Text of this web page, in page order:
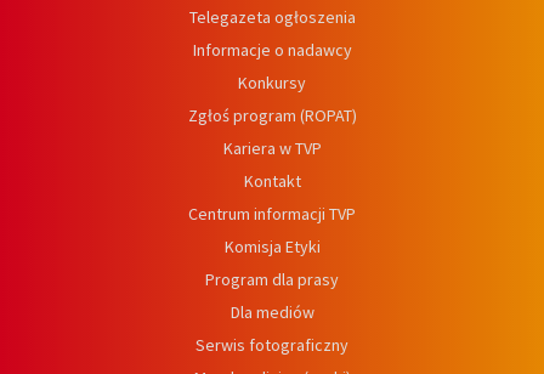
Telegazeta ogłoszenia
Informacje o nadawcy
Konkursy
Zgłoś program (ROPAT)
Kariera w TVP
Kontakt
Centrum informacji TVP
Komisja Etyki
Program dla prasy
Dla mediów
Serwis fotograficzny